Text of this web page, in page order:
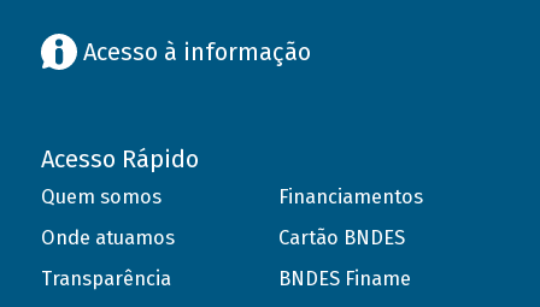
Acesso à informação
Acesso Rápido
Quem somos
Onde atuamos
Transparência
Financiamentos
Cartão BNDES
BNDES Finame